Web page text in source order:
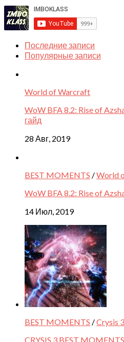
Последние записи
Популярные записи
World of Warcraft
WoW BFA 8.2: Rise of
гайд
28 Авг, 2019
BEST MOMENTS /World
WoW BFA 8.2: Rise of
14 Июл, 2019
BEST MOMENTS /Crysis 3
CRYSIS 3 BEST